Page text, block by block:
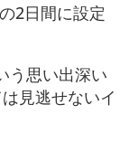
2日間に設定
う思い出深い
見逃せないイ